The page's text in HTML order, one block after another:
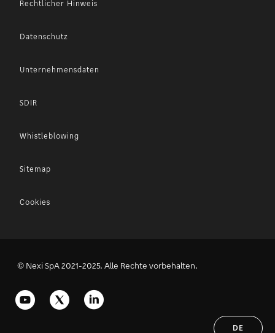
Rechtlicher Hinweis
Datenschutz
Unternehmensdaten
SDIR
Whistleblowing
Sitemap
Cookies
© Nexi SpA 2021-2025. Alle Rechte vorbehalten.
DE